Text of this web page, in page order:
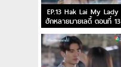
EP.13 Hak Lai My Lady
ฮักหลายมายเลดี้ ตอนที่ 13